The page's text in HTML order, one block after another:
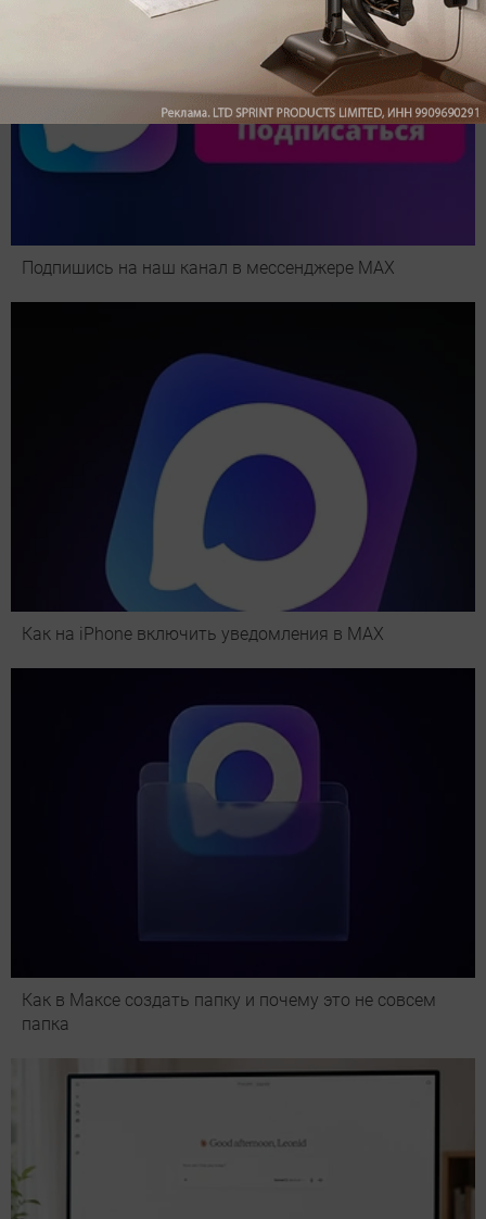
Подпишись на наш канал в мессенджере МАХ
Как на iPhone включить уведомления в MAX
Как в Максе создать папку и почему это не совсем
папка